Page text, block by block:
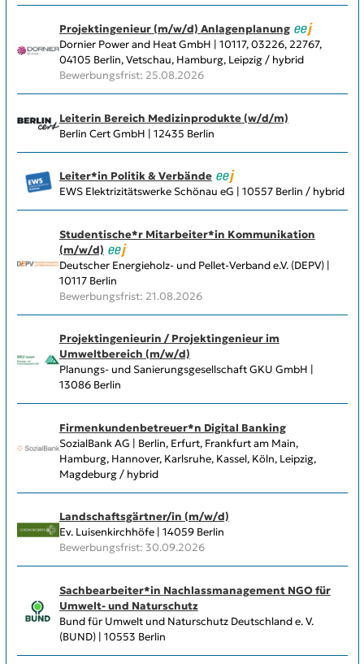
Projektingenieur (m/w/d) Anlagenplanung
Dornier Power and Heat GmbH | 10117, 03226, 22767,
04105 Berlin, Vetschau, Hamburg, Leipzig / hybrid
Bewerbungsfrist: 25.08.2026
Leiterin Bereich Medizinprodukte (w/d/m)
Berlin Cert GmbH | 12435 Berlin
Leiter*in Politik & Verbände
EWS Elektrizitätswerke Schönau eG | 10557 Berlin / hybrid
Studentische*r Mitarbeiter*in Kommunikation
(m/w/d)
Deutscher Energieholz- und Pellet-Verband e.V. (DEPV) |
10117 Berlin
Bewerbungsfrist: 21.08.2026
Projektingenieurin / Projektingenieur im
Umweltbereich (m/w/d)
Planungs- und Sanierungsgesellschaft GKU GmbH |
13086 Berlin
Firmenkundenbetreuer*n Digital Banking
SozialBank AG | Berlin, Erfurt, Frankfurt am Main,
Hamburg, Hannover, Karlsruhe, Kassel, Köln, Leipzig,
Magdeburg / hybrid
Landschaftsgärtner/in (m/w/d)
Ev. Luisenkirchhöfe | 14059 Berlin
Bewerbungsfrist: 30.09.2026
Sachbearbeiter*in Nachlassmanagement NGO für
Umwelt- und Naturschutz
Bund für Umwelt und Naturschutz Deutschland e. V.
(BUND) | 10553 Berlin